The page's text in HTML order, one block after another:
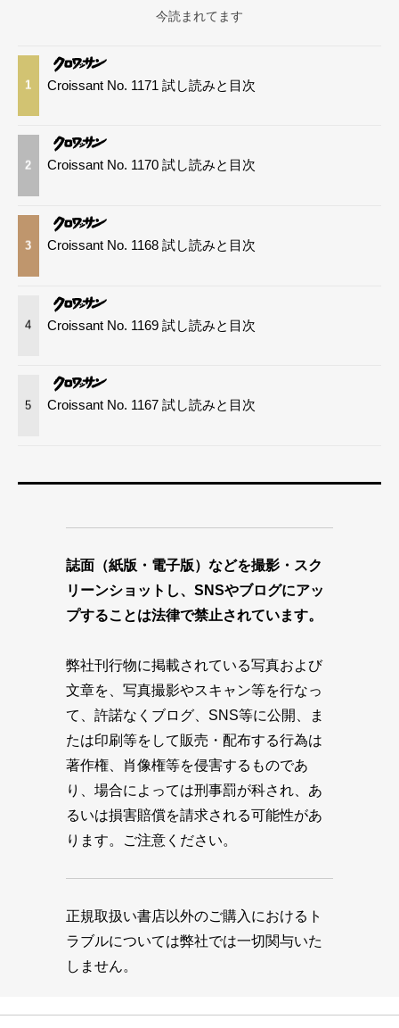
今読まれてます
1 Croissant No. 1171 試し読みと目次
2 Croissant No. 1170 試し読みと目次
3 Croissant No. 1168 試し読みと目次
4 Croissant No. 1169 試し読みと目次
5 Croissant No. 1167 試し読みと目次
誌面（紙版・電子版）などを撮影・スク
リーンショットし、SNSやブログにアッ
プすることは法律で禁止されています。
弊社刊行物に掲載されている写真および
文章を、写真撮影やスキャン等を行なっ
て、許諾なくブログ、SNS等に公開、ま
たは印刷等をして販売・配布する行為は
著作権、肖像権等を侵害するものであ
り、場合によっては刑事罰が科され、あ
るいは損害賠償を請求される可能性があ
ります。ご注意ください。
正規取扱い書店以外のご購入におけるト
ラブルについては弊社では一切関与いた
しません。